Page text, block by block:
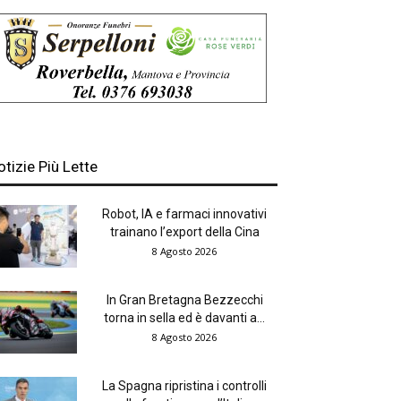
Più Lette
Robot, IA e farmaci innovativi
trainano l’export della Cina
8 Agosto 2026
In Gran Bretagna Bezzecchi
torna in sella ed è davanti a...
8 Agosto 2026
La Spagna ripristina i controlli